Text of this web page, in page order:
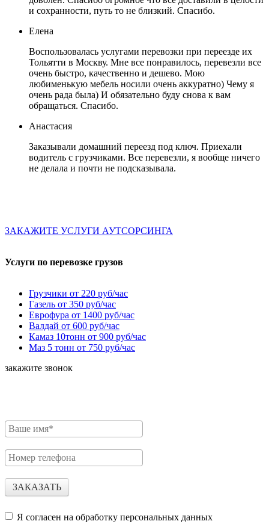
и сохранности, путь то не близкий. Спасибо.
Елена
Воспользовалась услугами перевозки при переезде их
Тольятти в Москву. Мне все понравилось, перевезли все
очень быстро, качественно и дешево. Мою
любименькую мебель носили очень аккуратно) Чему я
очень рада была) И обязательно буду снова к вам
обращаться. Спасибо.
Анастасия
Заказывали домашний переезд под ключ. Приехали
водитель с грузчиками. Все перевезли, я вообще ничего
не делала и почти не подсказывала.
ЗАКАЖИТЕ УСЛУГИ АУТСОРСИНГА
Услуги по перевозке грузов
Грузчики от 220 руб/час
Газель от 350 руб/час
Еврофура от 1400 руб/час
Валдай от 600 руб/час
Камаз 10тонн от 900 руб/час
Маз 5 тонн от 750 руб/час
закажите звонок
ЗАКАЗАТЬ
Я согласен на обработку персональных данных